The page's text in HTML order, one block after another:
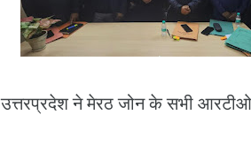
ने मेरठ जोन के सभी